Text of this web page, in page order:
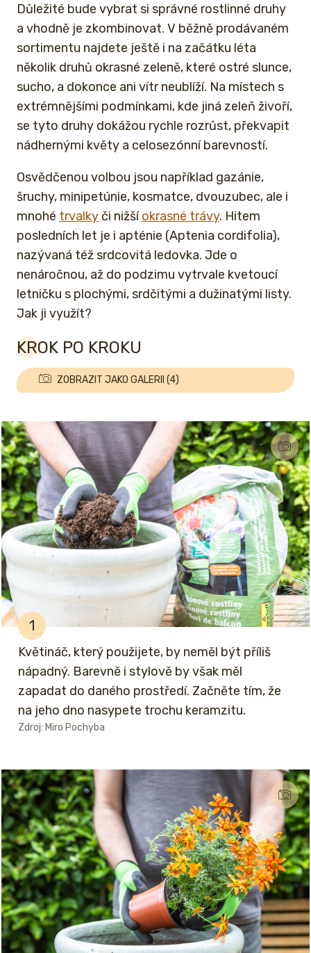
Důležité bude vybrat si správné rostlinné druhy
a vhodně je zkombinovat. V běžně prodávaném
sortimentu najdete ještě i na začátku léta
několik druhů okrasné zeleně, které ostré slunce,
sucho, a dokonce ani vítr neublíží. Na místech s
extrémnějšími podmínkami, kde jiná zeleň živoří,
se tyto druhy dokážou rychle rozrůst, překvapit
nádhernými květy a celosezónní barevností.
Osvědčenou volbou jsou například gazánie,
šruchy, minipetúnie, kosmatce, dvouzubec, ale i
mnohé trvalky či nižšíokrasné trávy. Hitem
posledních let je i apténie (Aptenia cordifolia),
nazývaná též srdcovitá ledovka. Jde o
nenáročnou, až do podzimu vytrvale kvetoucí
letničku s plochými, srdčitými a dužinatými listy.
Jak ji využít?
KROK PO KROKU
ZOBRAZIT JAKO GALERII (4)
1
Květináč, který použijete, by neměl být příliš
nápadný. Barevně i stylově by však měl
zapadat do daného prostředí. Začněte tím, že
na jeho dno nasypete trochu keramzitu.
Zdroj: Miro Pochyba